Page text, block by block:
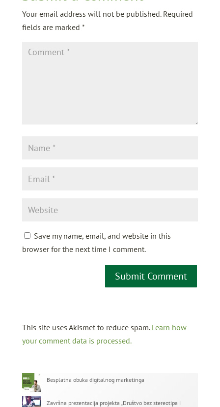
Your email address will not be published. Required
fields are marked *
Save my name, email, and website in this
browser for the next time I comment.
This site uses Akismet to reduce spam. Learn how
your comment data is processed.
Besplatna obuka digitalnog marketinga
Završna prezentacija projekta „Društvo bez stereotipa i